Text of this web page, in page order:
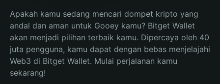
Apakah kamu sedang mencari dompet kripto yang
andal dan aman untuk Gooey kamu? Bitget Wallet
akan menjadi pilihan terbaik kamu. Dipercaya oleh 40
juta pengguna, kamu dapat dengan bebas menjelajahi
Web3 di Bitget Wallet. Mulai perjalanan kamu
sekarang!